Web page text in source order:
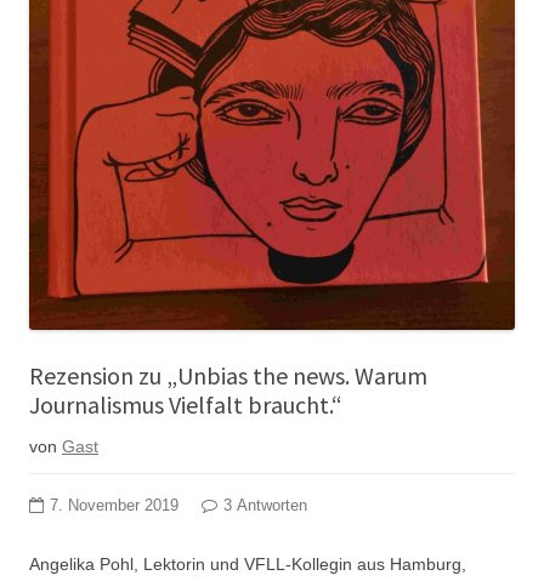
Rezension zu „Unbias the news. Warum
Journalismus Vielfalt braucht.“
von Gast
7. November 2019 3 Antworten
Angelika Pohl, Lektorin und VFLL-Kollegin aus Hamburg,